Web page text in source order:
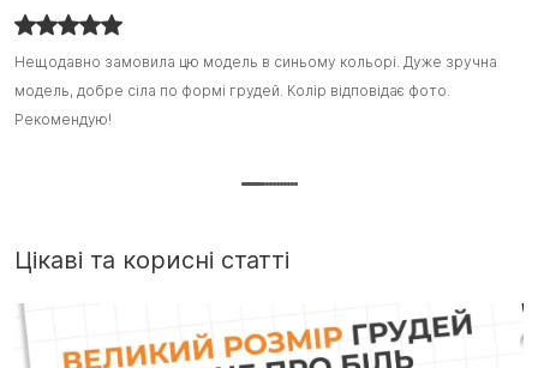
Нещодавно замовила цю модель в синьому кольорі. Дуже зручна
модель, добре сіла по формі грудей. Колір відповідає фото.
Рекомендую!
Нещодавно замовила цю модель в синьому кольорі. Дуже зручна
модель, добре сіла по формі грудей. Колір відповідає фото.
Рекомендую! :)
Цікаві та корисні статті